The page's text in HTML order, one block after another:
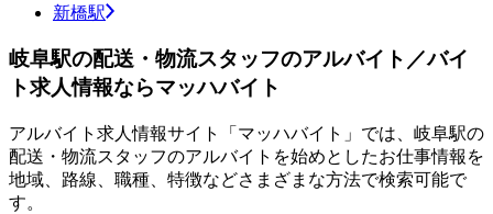
新橋駅
岐阜駅の配送・物流スタッフのアルバイト／バイ
ト求人情報ならマッハバイト
アルバイト求人情報サイト「マッハバイト」では、岐阜駅の
配送・物流スタッフのアルバイトを始めとしたお仕事情報を
地域、路線、職種、特徴などさまざまな方法で検索可能で
す。